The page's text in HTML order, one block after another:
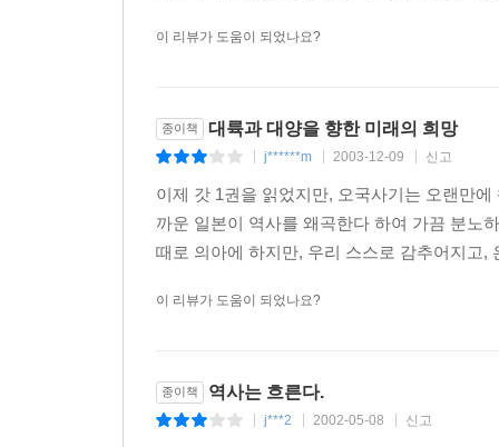
이 리뷰가 도움이 되었나요?
종이책 대륙과 대양을 향한 미래의 희망
j******m 2003-12-09 신고
이제 갓 1권을 읽었지만, 오국사기는 오랜만
까운 일본이 역사를 왜곡한다 하여 가끔 분노
때로 의아에 하지만, 우리 스스로 감추어지고
이 리뷰가 도움이 되었나요?
종이책 역사는 흐른다.
j***2 2002-05-08 신고